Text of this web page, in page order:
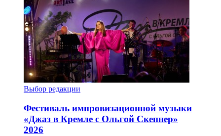
Выбор редакции
Фестиваль импровизационной музыки
«Джаз в Кремле с Ольгой Скепнер»
2026